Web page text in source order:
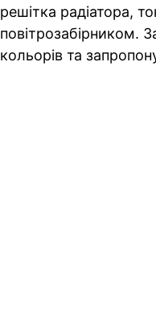
решітка радіатора,
повітрозабірником.
кольорів та